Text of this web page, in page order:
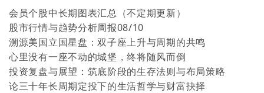
会员个股中长期图表汇总（不定期更新）
股市行情与趋势分析周报08/10
溯源美国立国星盘：双子座上升与周期的共鸣
心里没有一座不动的城堡，终将随风而倒
投资复盘与展望：筑底阶段的生存法则与布局策略
论三十年长周期定投下的生活哲学与财富抉择